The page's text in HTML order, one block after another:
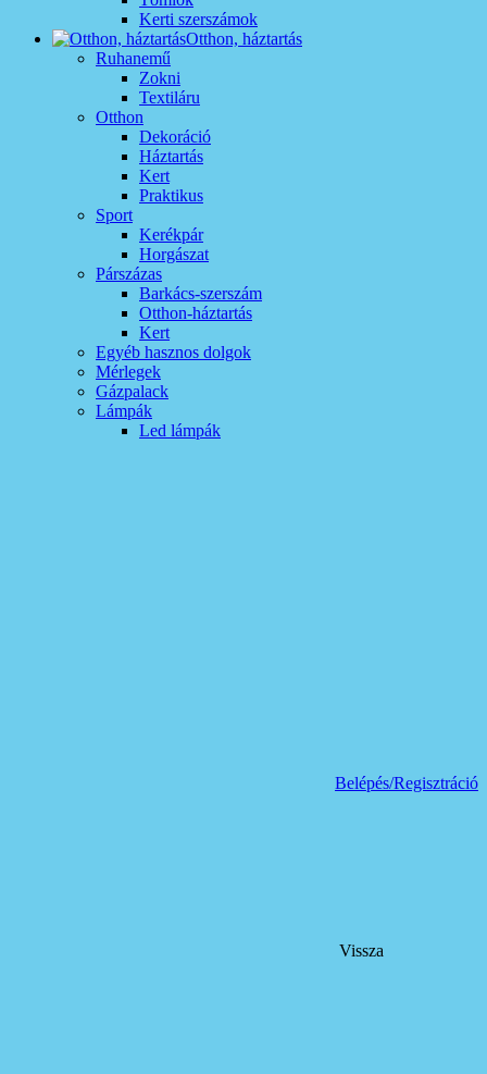
Kerti szerszámok
Otthon, háztartás
Ruhanemű
Zokni
Textiláru
Otthon
Dekoráció
Háztartás
Kert
Praktikus
Sport
Kerékpár
Horgászat
Párszázas
Barkács-szerszám
Otthon-háztartás
Kert
Egyéb hasznos dolgok
Mérlegek
Gázpalack
Lámpák
Led lámpák
Belépés/Regisztráció
Vissza